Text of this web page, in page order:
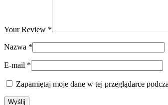
Your Review *
Nazwa *
E-mail *
Zapamiętaj moje dane w tej przeglądarce